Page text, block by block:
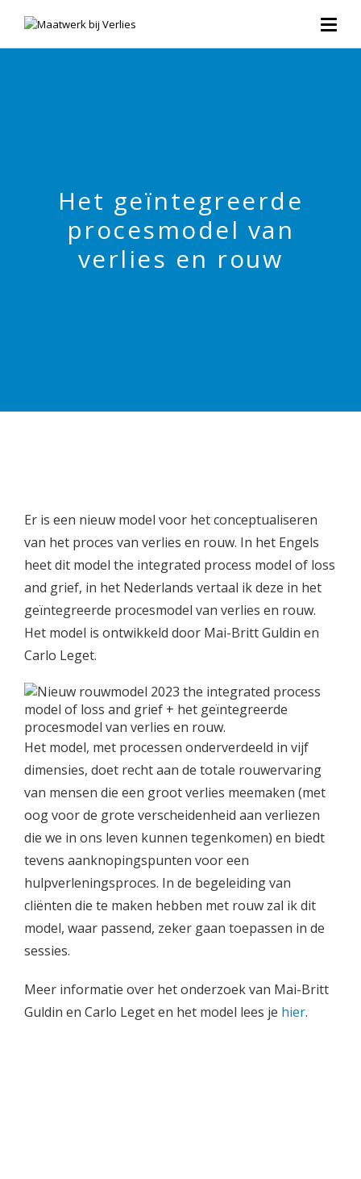
Het geïntegreerde
procesmodel van
verlies en rouw
Er is een nieuw model voor het conceptualiseren
van het proces van verlies en rouw. In het Engels
heet dit model the integrated process model of loss
and grief, in het Nederlands vertaal ik deze in het
geïntegreerde procesmodel van verlies en rouw.
Het model is ontwikkeld door Mai-Britt Guldin en
Carlo Leget.
Het model, met processen onderverdeeld in vijf
dimensies, doet recht aan de totale rouwervaring
van mensen die een groot verlies meemaken (met
oog voor de grote verscheidenheid aan verliezen
die we in ons leven kunnen tegenkomen) en biedt
tevens aanknopingspunten voor een
hulpverleningsproces. In de begeleiding van
cliënten die te maken hebben met rouw zal ik dit
model, waar passend, zeker gaan toepassen in de
sessies.
Meer informatie over het onderzoek van Mai-Britt
Guldin en Carlo Leget en het model lees je hier.